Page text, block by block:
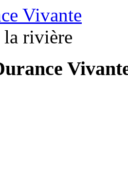
Vivante
la rivière